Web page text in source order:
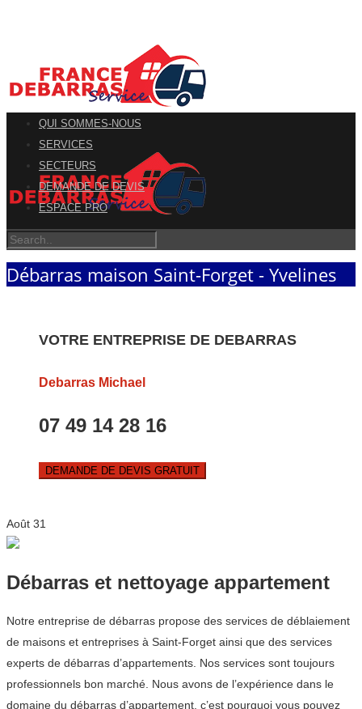
QUI SOMMES-NOUS
SERVICES
SECTEURS
DEMANDE DE DEVIS
ESPACE PRO
Débarras maison Saint-Forget - Yvelines
VOTRE ENTREPRISE DE DEBARRAS
Debarras Michael
07 49 14 28 16
DEMANDE DE DEVIS GRATUIT
Août 31
Débarras et nettoyage appartement
Notre entreprise de débarras propose des services de déblaiement
de maisons et entreprises à Saint-Forget ainsi que des services
experts de débarras d’appartements. Nos services sont toujours
professionnels bon marché. Nous avons de l’expérience dans le
domaine du débarras d’appartement, c’est pourquoi vous pouvez